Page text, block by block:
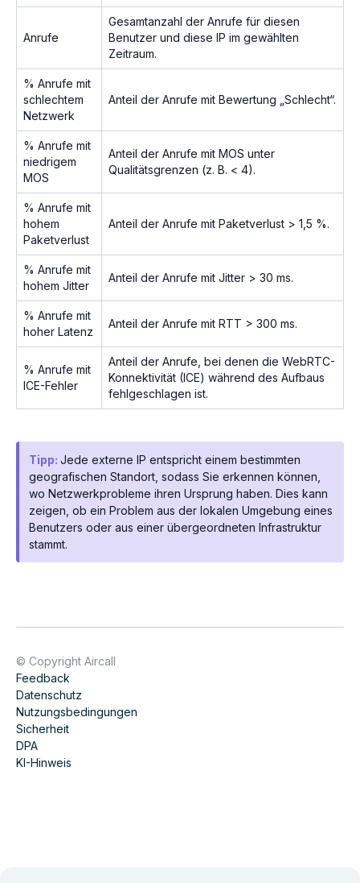
Anrufe
Gesamtanzahl der Anrufe für diesen
Benutzer und diese IP im gewählten
Zeitraum.
% Anrufe mit
schlechtem
Netzwerk
Anteil der Anrufe mit Bewertung „Schlecht“.
% Anrufe mit
niedrigem
MOS
Anteil der Anrufe mit MOS unter
Qualitätsgrenzen (z. B. < 4).
% Anrufe mit
hohem
Paketverlust
Anteil der Anrufe mit Paketverlust > 1,5 %.
% Anrufe mit
hohem Jitter
Anteil der Anrufe mit Jitter > 30 ms.
% Anrufe mit
hoher Latenz
Anteil der Anrufe mit RTT > 300 ms.
% Anrufe mit
ICE-Fehler
Anteil der Anrufe, bei denen die WebRTC-
Konnektivität (ICE) während des Aufbaus
fehlgeschlagen ist.
Tipp: Jede externe IP entspricht einem bestimmten
geografischen Standort, sodass Sie erkennen können,
wo Netzwerkprobleme ihren Ursprung haben. Dies kann
zeigen, ob ein Problem aus der lokalen Umgebung eines
Benutzers oder aus einer übergeordneten Infrastruktur
stammt.
© Copyright Aircall
Feedback
Datenschutz
Nutzungsbedingungen
Sicherheit
DPA
KI-Hinweis